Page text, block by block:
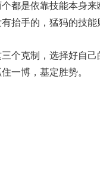
都是依靠技能本身来
抬手的，猛犸的技
个克制，选择好自
一博，基定胜势。